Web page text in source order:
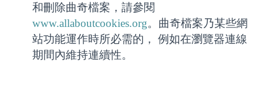
和刪除曲奇檔案，請參閱
www.allaboutcookies.org。曲奇檔案乃某些網
站功能運作時所必需的， 例如在瀏覽器連線
期間內維持連續性。